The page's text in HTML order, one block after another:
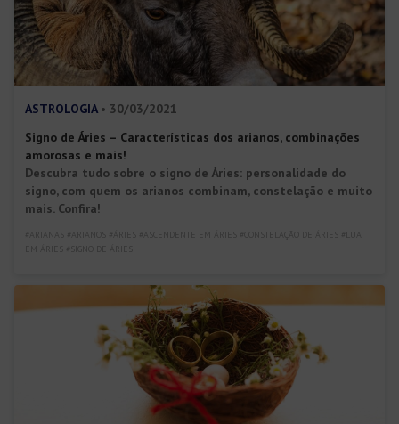
ASTROLOGIA • 30/03/2021
Signo de Áries – Características dos arianos, combinações
amorosas e mais!
Descubra tudo sobre o signo de Áries: personalidade do
signo, com quem os arianos combinam, constelação e muito
mais. Confira!